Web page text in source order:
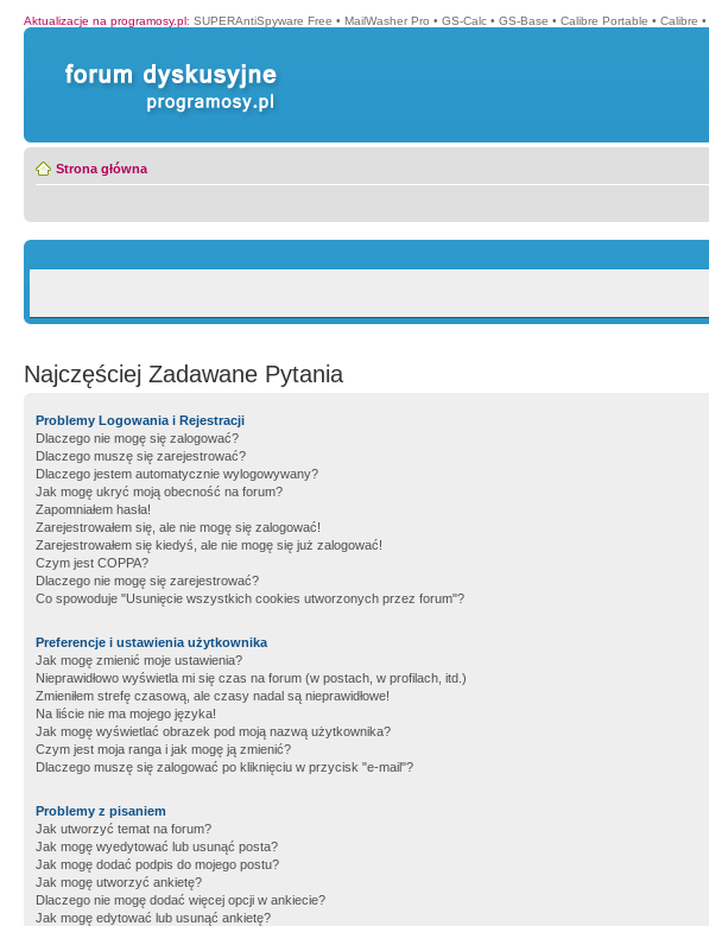
Aktualizacje na programosy.pl: SUPERAntiSpyware Free • MailWasher Pro • GS-Calc • GS-Base • Calibre Portable • Calibre •
Strona główna
Najczęściej Zadawane Pytania
Problemy Logowania i Rejestracji
Dlaczego nie mogę się zalogować?
Dlaczego muszę się zarejestrować?
Dlaczego jestem automatycznie wylogowywany?
Jak mogę ukryć moją obecność na forum?
Zapomniałem hasła!
Zarejestrowałem się, ale nie mogę się zalogować!
Zarejestrowałem się kiedyś, ale nie mogę się już zalogować!
Czym jest COPPA?
Dlaczego nie mogę się zarejestrować?
Co spowoduje "Usunięcie wszystkich cookies utworzonych przez forum"?
Preferencje i ustawienia użytkownika
Jak mogę zmienić moje ustawienia?
Nieprawidłowo wyświetla mi się czas na forum (w postach, w profilach, itd.)
Zmieniłem strefę czasową, ale czasy nadal są nieprawidłowe!
Na liście nie ma mojego języka!
Jak mogę wyświetlać obrazek pod moją nazwą użytkownika?
Czym jest moja ranga i jak mogę ją zmienić?
Dlaczego muszę się zalogować po kliknięciu w przycisk "e-mail"?
Problemy z pisaniem
Jak utworzyć temat na forum?
Jak mogę wyedytować lub usunąć posta?
Jak mogę dodać podpis do mojego postu?
Jak mogę utworzyć ankietę?
Dlaczego nie mogę dodać więcej opcji w ankiecie?
Jak mogę edytować lub usunąć ankietę?